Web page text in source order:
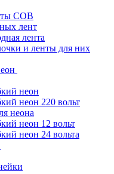
COB
лент
лента
и ленты для них
неон
неон 220 вольт
неона
неон 12 вольт
неон 24 вольта